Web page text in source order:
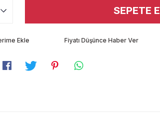
SEPETE
Fiyatı Düşünce Haber Ver